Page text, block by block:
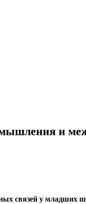
и
связей у младших